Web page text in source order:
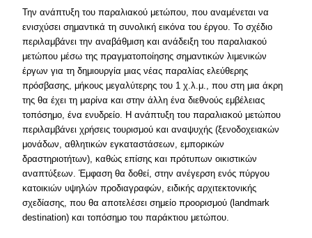
Την ανάπτυξη του παραλιακού μετώπου, που αναμένεται να
ενισχύσει σημαντικά τη συνολική εικόνα του έργου. Το σχέδιο
περιλαμβάνει την αναβάθμιση και ανάδειξη του παραλιακού
μετώπου μέσω της πραγματοποίησης σημαντικών λιμενικών
έργων για τη δημιουργία μιας νέας παραλίας ελεύθερης
πρόσβασης, μήκους μεγαλύτερης του 1 χ.λ.μ., που στη μια άκρη
της θα έχει τη μαρίνα και στην άλλη ένα διεθνούς εμβέλειας
τοπόσημο, ένα ενυδρείο. Η ανάπτυξη του παραλιακού μετώπου
περιλαμβάνει χρήσεις τουρισμού και αναψυχής (ξενοδοχειακών
μονάδων, αθλητικών εγκαταστάσεων, εμπορικών
δραστηριοτήτων), καθώς επίσης και πρότυπων οικιστικών
αναπτύξεων. Έμφαση θα δοθεί, στην ανέγερση ενός πύργου
κατοικιών υψηλών προδιαγραφών, ειδικής αρχιτεκτονικής
σχεδίασης, που θα αποτελέσει σημείο προορισμού (landmark
destination) και τοπόσημο του παράκτιου μετώπου.